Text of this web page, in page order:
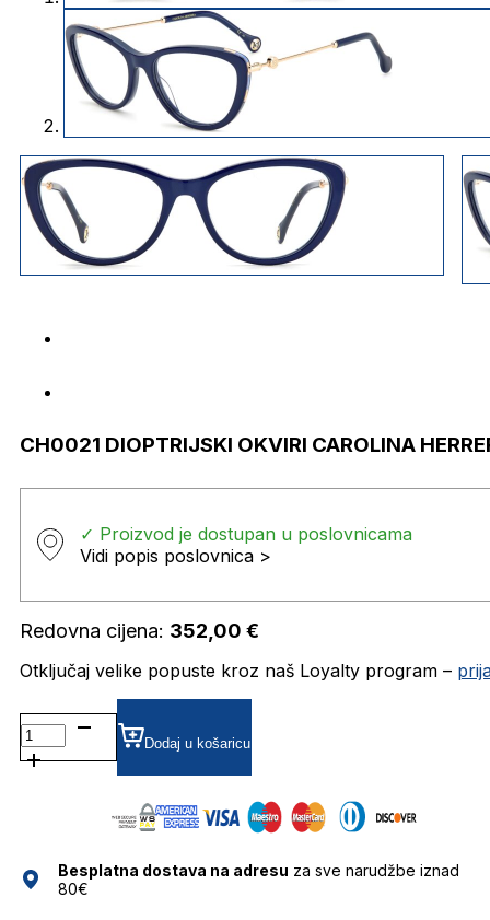
CH0021 DIOPTRIJSKI OKVIRI CAROLINA
✓ Proizvod je dostupan u poslovnicama
Vidi popis poslovnica >
Redovna cijena: 352,00 €
Otključaj velike popuste kroz naš Loyalty program –
CH0021 DIOPTRIJSKI
OKVIRI
CAROLINA
Dodaj u košaricu
Besplatna dostava na adresu za sve narudžbe iznad
80€